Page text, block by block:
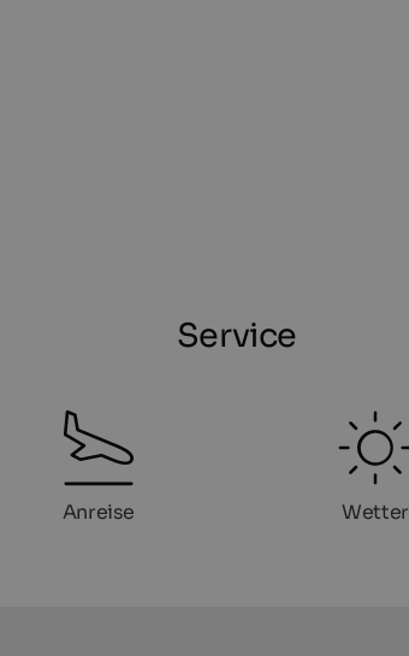
Service
Anreise Wetter